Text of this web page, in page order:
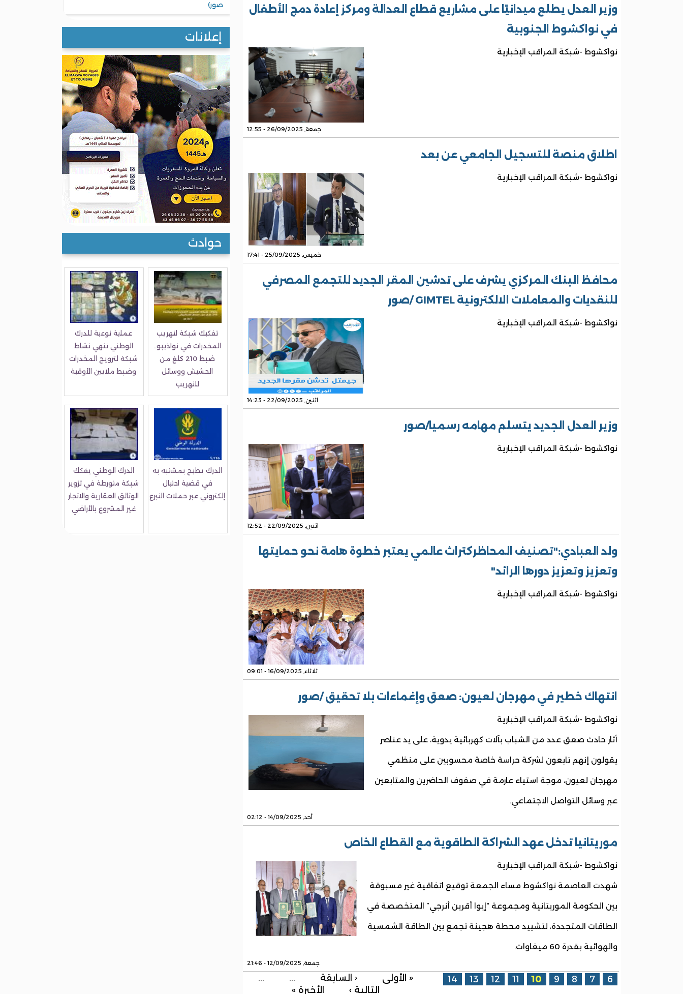
وزير العدل يطلع ميدانيًا على مشاريع قطاع العدالة ومركز إعادة دمج الأطفال
في نواكشوط الجنوبية
نواكشوط -شبكة المراقب الإخبارية
جمعة, 26/09/2025 - 12:55
اطلاق منصة للتسجيل الجامعي عن بعد
نواكشوط -شبكة المراقب الإخبارية
خميس, 25/09/2025 - 17:41
محافظ البنك المركزي يشرف على تدشين المقر الجديد للتجمع المصرفي
للنقديات والمعاملات الالكترونية GIMTEL /صور
نواكشوط -شبكة المراقب الإخبارية
اثنين, 22/09/2025 - 14:23
وزير العدل الجديد يتسلم مهامه رسميا/صور
نواكشوط -شبكة المراقب الإخبارية
اثنين, 22/09/2025 - 12:52
ولد العبادي:"تصنيف المحاظركتراث عالمي يعتبر خطوة هامة نحو حمايتها
وتعزيز وتعزيز دورها الرائد"
نواكشوط -شبكة المراقب الإخبارية
ثلاثاء, 16/09/2025 - 09:01
انتهاك خطير في مهرجان لعيون: صعق وإغماءات بلا تحقيق /صور
نواكشوط -شبكة المراقب الإخبارية
أثار حادث صعق عدد من الشباب بآلات كهربائية يدوية، على يد عناصر
يقولون إنهم تابعون لشركة حراسة خاصة محسوبين على منظمي
مهرجان لعيون، موجة استياء عارمة في صفوف الحاضرين والمتابعين
عبر وسائل التواصل الاجتماعي.
أحد, 14/09/2025 - 02:12
موريتانيا تدخل عهد الشراكة الطاقوية مع القطاع الخاص
نواكشوط -شبكة المراقب الإخبارية
شهدت العاصمة نواكشوط مساء الجمعة توقيع اتفاقية غير مسبوقة
بين الحكومة الموريتانية ومجموعة “إيوا أقرين أنرجي” المتخصصة في
الطاقات المتجددة، لتشييد محطة هجينة تجمع بين الطاقة الشمسية
والهوائية بقدرة 60 ميغاوات.
جمعة, 12/09/2025 - 21:46
الصفحات « الأولى ‹ السابقة … 6
7
8
9
10
11
12
13
14
…
التالية ›
الأخيرة »
صور)
إعلانات
حوادث
تفكيك شبكة لتهريب
المخدرات في نواذيبو..
ضبط 210 كلغ من
الحشيش ووسائل
للتهريب
عملية نوعية للدرك
الوطني تنهي نشاط
شبكة لترويج المخدرات
وضبط ملايين الأوقية
الدرك يطيح بمشتبه به
في قضية احتيال
إلكتروني عبر حملات التبرع
الدرك الوطني يفكك
شبكة متورطة في تزوير
الوثائق العقارية والاتجار
غير المشروع بالأراضي